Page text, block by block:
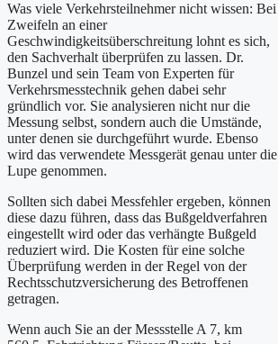
Was viele Verkehrsteilnehmer nicht wissen: Bei
Zweifeln an einer
Geschwindigkeitsüberschreitung lohnt es sich,
den Sachverhalt überprüfen zu lassen. Dr.
Bunzel und sein Team von Experten für
Verkehrsmesstechnik gehen dabei sehr
gründlich vor. Sie analysieren nicht nur die
Messung selbst, sondern auch die Umstände,
unter denen sie durchgeführt wurde. Ebenso
wird das verwendete Messgerät genau unter die
Lupe genommen.
Sollten sich dabei Messfehler ergeben, können
diese dazu führen, dass das Bußgeldverfahren
eingestellt wird oder das verhängte Bußgeld
reduziert wird. Die Kosten für eine solche
Überprüfung werden in der Regel von der
Rechtsschutzversicherung des Betroffenen
getragen.
Wenn auch Sie an der Messstelle A 7, km